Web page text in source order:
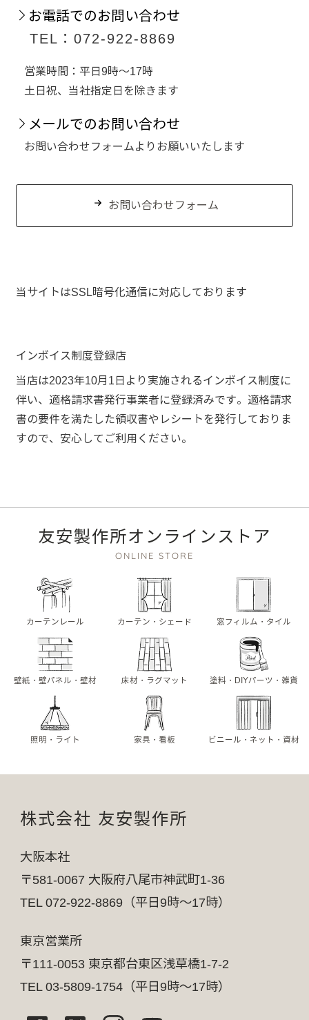
お電話でのお問い合わせ
TEL：072-922-8869
営業時間：平日9時～17時
土日祝、当社指定日を除きます
メールでのお問い合わせ
お問い合わせフォームよりお願いいたします
お問い合わせフォーム
当サイトはSSL暗号化通信に対応しております
インボイス制度登録店
当店は2023年10月1日より実施されるインボイス制度に
伴い、適格請求書発行事業者に登録済みです。適格請求
書の要件を満たした領収書やレシートを発行しておりま
すので、安心してご利用ください。
友安製作所オンラインストア
ONLINE STORE
カーテンレール カーテン・シェード 窓フィルム・タイル
壁紙・壁パネル・壁材 床材・ラグマット 塗料・DIYパーツ・雑貨
照明・ライト 家具・看板 ビニール・ネット・資材
株式会社 友安製作所
大阪本社
〒581-0067 大阪府八尾市神武町1-36
TEL 072-922-8869（平日9時～17時）
東京営業所
〒111-0053 東京都台東区浅草橋1-7-2
TEL 03-5809-1754（平日9時～17時）